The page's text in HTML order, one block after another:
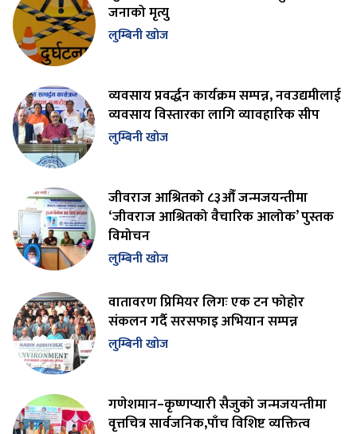
जनाको मृत्यु
लुम्बिनी खोज
व्यवसाय प्रवर्द्धन कार्यक्रम सम्पन्न, नवउद्यमीलाई
व्यवसाय विस्तारका लागि व्यावहारिक सीप
लुम्बिनी खोज
जीवराज आश्रितको ८३औँ जन्मजयन्तीमा
‘जीवराज आश्रितको वैचारिक आलोक’ पुस्तक
विमोचन
लुम्बिनी खोज
वातावरण प्रिमियर लिगः एक टन फोहोर
संकलन गर्दै सरसफाइ अभियान सम्पन्न
लुम्बिनी खोज
गणेशमान–कृष्णप्यारी सैजुको जन्मजयन्तीमा
वृत्तचित्र सार्वजनिक,पाँच विशिष्ट व्यक्तित्व